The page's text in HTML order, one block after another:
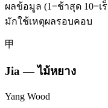
ผลข้อมูล (1=ช้าสุด 10=
มักใช้เหตุผลรอบคอบ
甲
Jia —ไม้หยาง
Yang Wood